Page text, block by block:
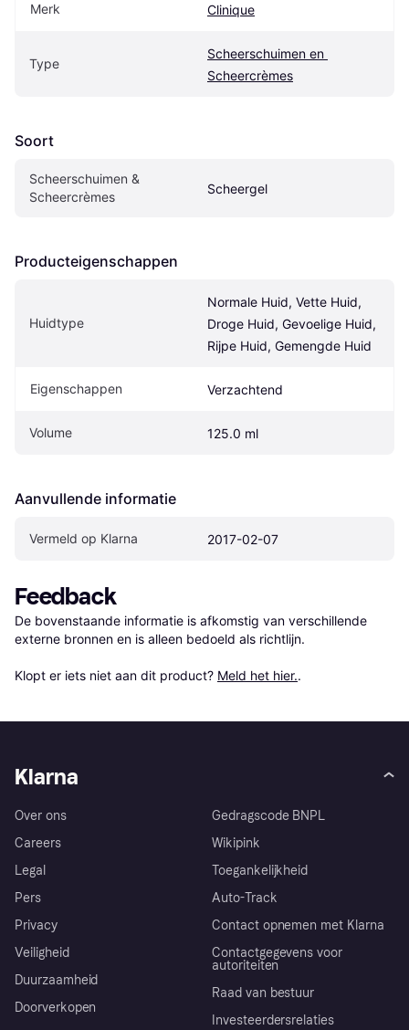
Merk Clinique
Type
Scheerschuimen en
Scheercrèmes
Soort
Scheerschuimen &
Scheercrèmes
Scheergel
Producteigenschappen
Huidtype
Normale Huid, Vette Huid,
Droge Huid, Gevoelige Huid,
Rijpe Huid, Gemengde Huid
Eigenschappen Verzachtend
Volume 125.0 ml
Aanvullende informatie
Vermeld op Klarna 2017-02-07
Feedback
De bovenstaande informatie is afkomstig van verschillende
externe bronnen en is alleen bedoeld als richtlijn.
Klopt er iets niet aan dit product? Meld het hier..
Klarna
Over ons
Careers
Legal
Pers
Privacy
Veiligheid
Duurzaamheid
Doorverkopen
Gedragscode BNPL
Wikipink
Toegankelijkheid
Auto-Track
Contact opnemen met Klarna
Contactgegevens voor
autoriteiten
Raad van bestuur
Investeerdersrelaties